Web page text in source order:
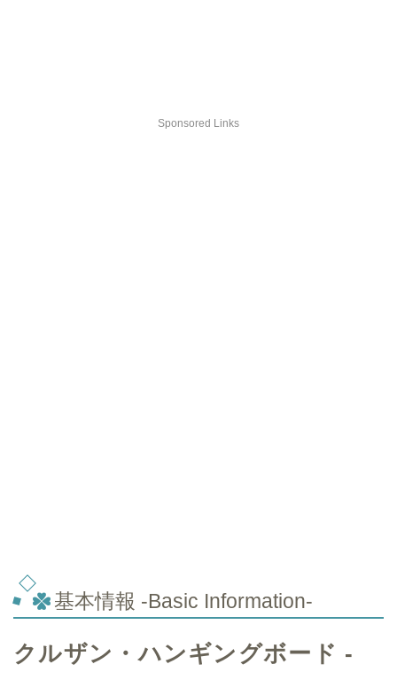
Sponsored Links
基本情報 -Basic Information-
クルザン・ハンギングボード -